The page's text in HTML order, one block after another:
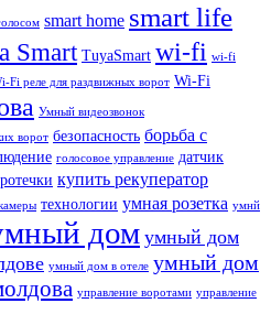
smart home smart life
Smart TuyaSmart wi-fi wi-fi
Fi реле для раздвижных ворот Wi-Fi
Умный видеозвонок
ворот безопасность борьба с
голосовое управление датчик
купить рекуператор
технологии умная розетка умнй
домумный дом
умный дом в отеле умный дом
управление воротами управление